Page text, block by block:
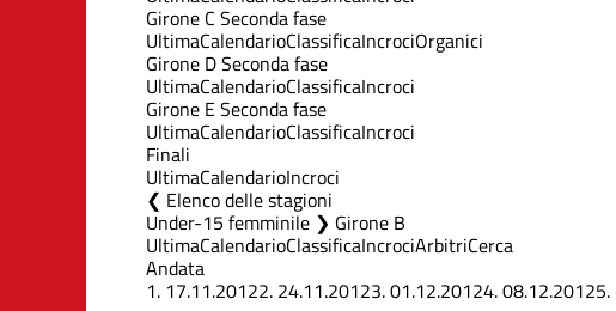
Girone C Seconda fase
UltimaCalendarioClassificaIncrociOrganici
Girone D Seconda fase
UltimaCalendarioClassificaIncroci
Girone E Seconda fase
UltimaCalendarioClassificaIncroci
Finali
UltimaCalendarioIncroci
Elenco delle stagioni
Under-15 femminile ❯ Girone B
UltimaCalendarioClassificaIncrociArbitriCerca
Andata
1. 17.11.20122. 24.11.20123.01.12.20124.08.12.20125.